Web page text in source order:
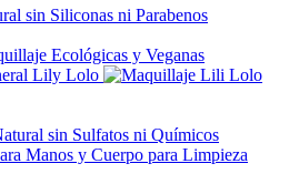
sin Siliconas ni Parabenos
Ecológicas y Veganas
Lily Lolo
sin Sulfatos ni Químicos
Manos y Cuerpo para Limpieza